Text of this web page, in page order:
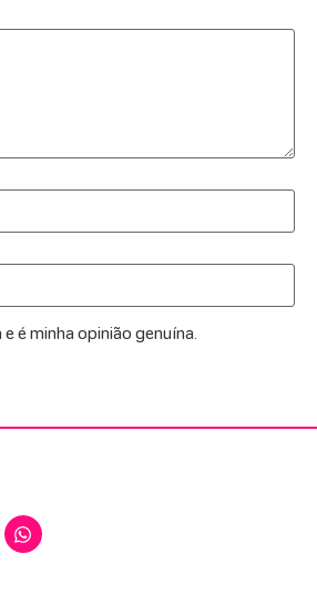
é minha opinião genuína.